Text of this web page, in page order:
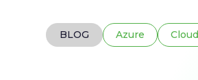
BLOG Azure